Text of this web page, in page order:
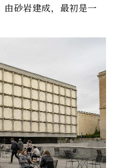
砂岩建成，最初是一